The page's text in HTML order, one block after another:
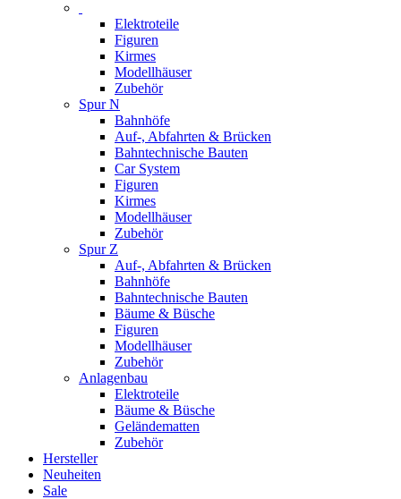
Elektroteile
Figuren
Kirmes
Modellhäuser
Zubehör
Spur N
Bahnhöfe
Auf-, Abfahrten & Brücken
Bahntechnische Bauten
Car System
Figuren
Kirmes
Modellhäuser
Zubehör
Spur Z
Auf-, Abfahrten & Brücken
Bahnhöfe
Bahntechnische Bauten
Bäume & Büsche
Figuren
Modellhäuser
Zubehör
Anlagenbau
Elektroteile
Bäume & Büsche
Geländematten
Zubehör
Hersteller
Neuheiten
Sale